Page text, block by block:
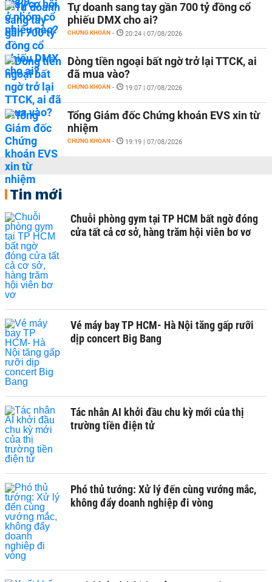
Tự doanh sang tay gần 700 tỷ đồng cổ
phiếu DMX cho ai?
CHỨNG KHOÁN - 20:24 | 07/08/2026
Dòng tiền ngoại bất ngờ trở lại TTCK, ai
đã mua vào?
CHỨNG KHOÁN - 19:07 | 07/08/2026
Tổng Giám đốc Chứng khoán EVS xin từ
nhiệm
CHỨNG KHOÁN - 19:19 | 07/08/2026
Tin mới
Chuỗi phòng gym tại TP HCM bất ngờ đóng
cửa tất cả cơ sở, hàng trăm hội viên bơ vơ
Vé máy bay TP HCM- Hà Nội tăng gấp rưỡi
dịp concert Big Bang
Tác nhân AI khởi đầu chu kỳ mới của thị
trường tiền điện tử
Phó thủ tướng: Xử lý đến cùng vướng mắc,
không đẩy doanh nghiệp đi vòng